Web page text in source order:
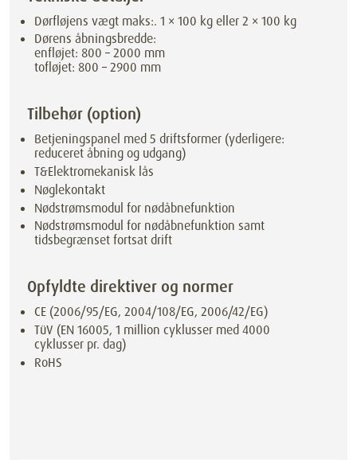
Dørfløjens vægt maks:. 1 × 100 kg eller 2 × 100 kg
Dørens åbningsbredde:
enfløjet: 800 – 2000 mm
tofløjet: 800 – 2900 mm
Tilbehør (option)
Betjeningspanel med 5 driftsformer (yderligere:
reduceret åbning og udgang)
T&Elektromekanisk lås
Nøglekontakt
Nødstrømsmodul for nødåbnefunktion
Nødstrømsmodul for nødåbnefunktion samt
tidsbegrænset fortsat drift
Opfyldte direktiver og normer
CE (2006/95/EG, 2004/108/EG, 2006/42/EG)
TüV (EN 16005, 1 million cyklusser med 4000
cyklusser pr. dag)
RoHS